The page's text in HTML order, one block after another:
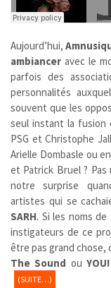
Aujourd’hui,
ambiancer avec le
parfois des
personnalités
souvent que les
seul instant la fusion
PSG et Christophe
Arielle Dombasle ou
et Patrick Bruel ?
notre surprise
artistes qui se
SARH. Si les noms de
instigateurs de ce
être pas grand chose,
The Sound ou YOU!
(SUITE…)